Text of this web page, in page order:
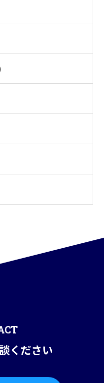
ください